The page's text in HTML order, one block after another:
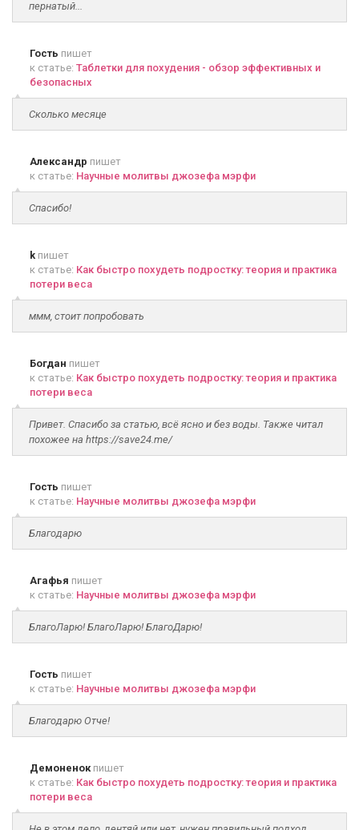
пернатый...
Гость пишет
к статье: Таблетки для похудения - обзор эффективных и
безопасных
Сколько месяце
Александр пишет
к статье: Научные молитвы джозефа мэрфи
Спасибо!
k пишет
к статье: Как быстро похудеть подростку: теория и практика
потери веса
ммм, стоит попробовать
Богдан пишет
к статье: Как быстро похудеть подростку: теория и практика
потери веса
Привет. Спасибо за статью, всё ясно и без воды. Также читал
похожее на https://save24.me/
Гость пишет
к статье: Научные молитвы джозефа мэрфи
Благодарю
Агафья пишет
к статье: Научные молитвы джозефа мэрфи
БлагоЛарю! БлагоЛарю! БлагоДарю!
Гость пишет
к статье: Научные молитвы джозефа мэрфи
Благодарю Отче!
Демоненокпишет
к статье: Как быстро похудеть подростку: теория и практика
потери веса